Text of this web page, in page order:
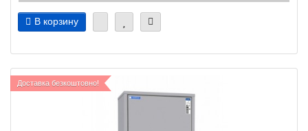
В корзину
Доставка безкоштовно!